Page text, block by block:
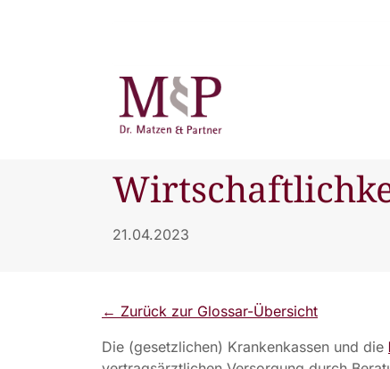
21.04.2023
← Zurück zur Glossar-Übersicht
Die (gesetzlichen) Krankenkassen und die